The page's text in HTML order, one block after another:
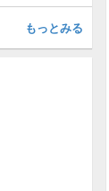
もっとみる